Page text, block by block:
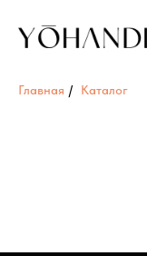
Главная / Каталог